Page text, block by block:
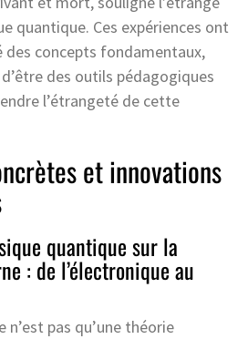
quantique. Ces expériences ont
des concepts fondamentaux,
des outils pédagogiques
l’étrangeté de cette
et innovations
quantique sur la
: de l’électronique au
n’est pas qu’une théorie